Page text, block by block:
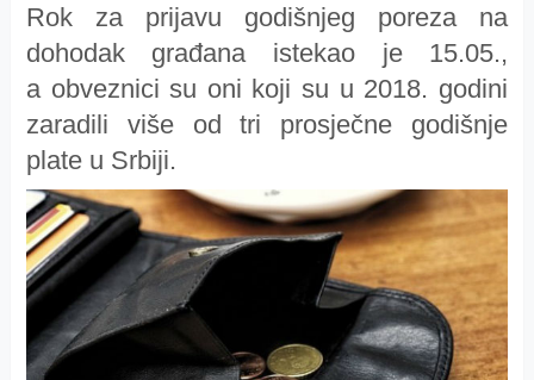
Rok za prijavu godišnjeg poreza na
dohodak građana istekao je 15.05.,
a obveznici su oni koji su u 2018. godini
zaradili više od tri prosječne godišnje
plate u Srbiji.